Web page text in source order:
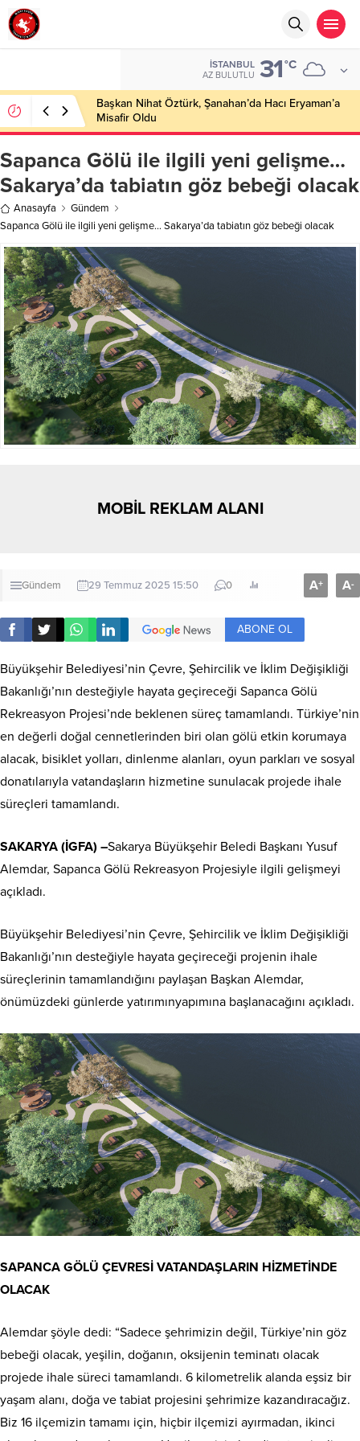
İSTANBUL
AZ BULUTLU 31°C
Başkan Nihat Öztürk, Şanahan’da Hacı Eryaman’a
Misafir Oldu
Sapanca Gölü ile ilgili yeni gelişme…
Sakarya’da tabiatın göz bebeği olacak
Anasayfa
Gündem
Sapanca Gölü ile ilgili yeni gelişme… Sakarya’da tabiatın göz bebeği olacak
MOBİL REKLAM ALANI
Gündem 29 Temmuz 2025 15:50 0 A+ A-
ABONE OL
Büyükşehir Belediyesi’nin Çevre, Şehircilik ve İklim Değişikliği
Bakanlığı’nın desteğiyle hayata geçireceği Sapanca Gölü
Rekreasyon Projesi’nde beklenen süreç tamamlandı. Türkiye’nin
en değerli doğal cennetlerinden biri olan gölü etkin korumaya
alacak, bisiklet yolları, dinlenme alanları, oyun parkları ve sosyal
donatılarıyla vatandaşların hizmetine sunulacak projede ihale
süreçleri tamamlandı.
SAKARYA (İGFA) –Sakarya Büyükşehir Beledi Başkanı Yusuf
Alemdar, Sapanca Gölü Rekreasyon Projesiyle ilgili gelişmeyi
açıkladı.
Büyükşehir Belediyesi’nin Çevre, Şehircilik ve İklim Değişikliği
Bakanlığı’nın desteğiyle hayata geçireceği projenin ihale
süreçlerinin tamamlandığını paylaşan Başkan Alemdar,
önümüzdeki günlerde yatırımınyapımına başlanacağını açıkladı.
SAPANCA GÖLÜ ÇEVRESİ VATANDAŞLARIN HİZMETİNDE
OLACAK
Alemdar şöyle dedi: “Sadece şehrimizin değil, Türkiye’nin göz
bebeği olacak, yeşilin, doğanın, oksijenin teminatı olacak
projede ihale süreci tamamlandı. 6 kilometrelik alanda eşsiz bir
yaşam alanı, doğa ve tabiat projesini şehrimize kazandıracağız.
Biz 16 ilçemizin tamamı için, hiçbir ilçemizi ayırmadan, ikinci